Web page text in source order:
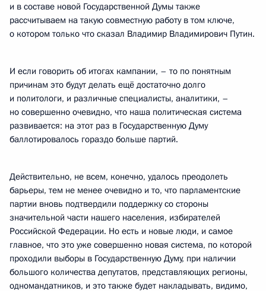
и в составе новой Государственной Думы также
рассчитываем на такую совместную работу в том ключе,
о котором только что сказал Владимир Владимирович Путин.
И если говорить об итогах кампании, – то по понятным
причинам это будут делать ещё достаточно долго
и политологи, и различные специалисты, аналитики, –
но совершенно очевидно, что наша политическая система
развивается: на этот раз в Государственную Думу
баллотировалось гораздо больше партий.
Действительно, не всем, конечно, удалось преодолеть
барьеры, тем не менее очевидно и то, что парламентские
партии вновь подтвердили поддержку со стороны
значительной части нашего населения, избирателей
Российской Федерации. Но есть и новые люди, и самое
главное, что это уже совершенно новая система, по которой
проходили выборы в Государственную Думу, при наличии
большого количества депутатов, представляющих регионы,
одномандатников, и это также будет накладывать, видимо,